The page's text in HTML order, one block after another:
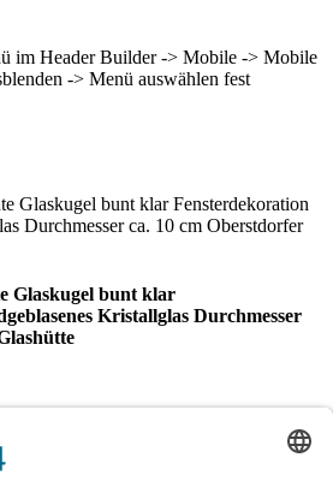
im Header Builder -> Mobile -> Mobile
-> Menü auswählen fest
Glaskugel bunt klar
Kristallglas Durchmesser